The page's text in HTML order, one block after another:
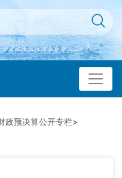
政预决算公开专栏>